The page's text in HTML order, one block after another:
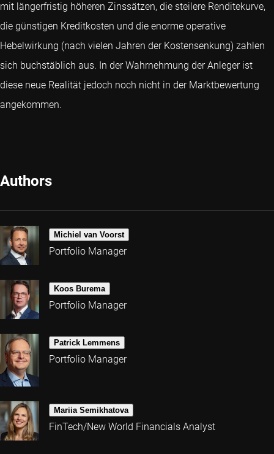
mit längerfristig höheren Zinssätzen, die steilere Renditekurve,
die günstigen Kreditkosten und die enorme operative
Hebelwirkung (nach vielen Jahren der Kostensenkung) zahlen
sich buchstäblich aus. In der Wahrnehmung der Anleger ist
diese neue Realität jedoch noch nicht in der Marktbewertung
angekommen.
Authors
Michiel van Voorst
Portfolio Manager
Koos Burema
Portfolio Manager
Patrick Lemmens
Portfolio Manager
Mariia Semikhatova
FinTech/New World Financials Analyst